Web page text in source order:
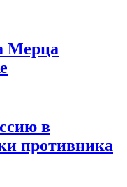
Мерца
в
противника